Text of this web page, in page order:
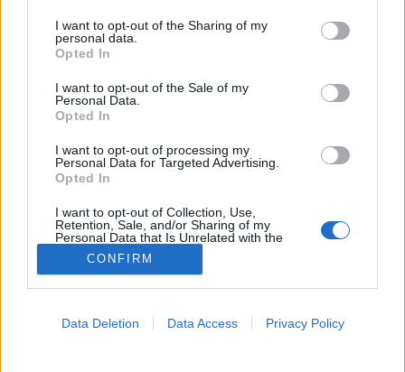
not limited to your visit or usage behaviour. You may click to
grant or deny consent to Google and its third-party tags to
use your data for below specified purposes in below Google
consent section.
I want to opt-out of the Sharing of my
personal data.
Opted In
I want to opt-out of the Sale of my
Personal Data.
Opted In
I want to opt-out of processing my
Personal Data for Targeted Advertising.
Opted In
I want to opt-out of Collection, Use,
Retention, Sale, and/or Sharing of my
Personal Data that Is Unrelated with the
Purposes for which it was collected.
Opted Out
CONFIRM
Data Deletion Data Access Privacy Policy